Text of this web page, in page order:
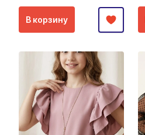
В корзину